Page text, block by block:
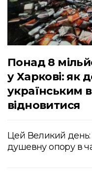
Понад 8
у Харкові: як
українським
відновитися
Цей Великий день:
душевну опору в